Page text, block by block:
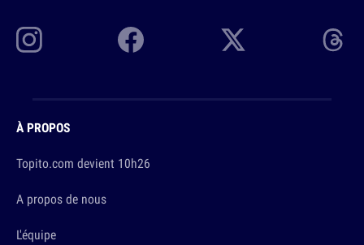
À PROPOS
Topito.com devient 10h26
A propos de nous
L'équipe